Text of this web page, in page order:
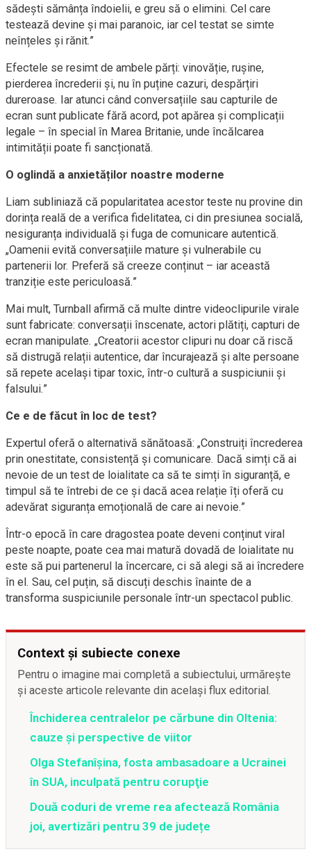
sădești sămânța îndoielii, e greu să o elimini. Cel care
testează devine și mai paranoic, iar cel testat se simte
neînțeles și rănit.”
Efectele se resimt de ambele părți: vinovăție, rușine,
pierderea încrederii și, nu în puține cazuri, despărțiri
dureroase. Iar atunci când conversațiile sau capturile de
ecran sunt publicate fără acord, pot apărea și complicații
legale – în special în Marea Britanie, unde încălcarea
intimității poate fi sancționată.
O oglindă a anxietăților noastre moderne
Liam subliniază că popularitatea acestor teste nu provine din
dorința reală de a verifica fidelitatea, ci din presiunea socială,
nesiguranța individuală și fuga de comunicare autentică.
„Oamenii evită conversațiile mature și vulnerabile cu
partenerii lor. Preferă să creeze conținut – iar această
tranziție este periculoasă.”
Mai mult, Turnball afirmă că multe dintre videoclipurile virale
sunt fabricate: conversații înscenate, actori plătiți, capturi de
ecran manipulate. „Creatorii acestor clipuri nu doar că riscă
să distrugă relații autentice, dar încurajează și alte persoane
să repete același tipar toxic, într-o cultură a suspiciunii și
falsului.”
Ce e de făcut în loc de test?
Expertul oferă o alternativă sănătoasă: „Construiți încrederea
prin onestitate, consistență și comunicare. Dacă simți că ai
nevoie de un test de loialitate ca să te simți în siguranță, e
timpul să te întrebi de ce și dacă acea relație îți oferă cu
adevărat siguranța emoțională de care ai nevoie.”
Într-o epocă în care dragostea poate deveni conținut viral
peste noapte, poate cea mai matură dovadă de loialitate nu
este să pui partenerul la încercare, ci să alegi să ai încredere
în el. Sau, cel puțin, să discuți deschis înainte de a
transforma suspiciunile personale într-un spectacol public.
Context și subiecte conexe
Pentru o imagine mai completă a subiectului, urmărește
și aceste articole relevante din același flux editorial.
Închiderea centralelor pe cărbune din Oltenia:
cauze și perspective de viitor
Olga Stefanîşina, fosta ambasadoare a Ucrainei
în SUA, inculpată pentru corupţie
Două coduri de vreme rea afectează România
joi, avertizări pentru 39 de județe